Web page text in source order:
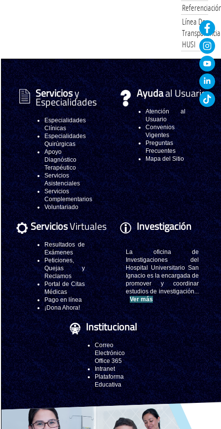
Línea De
Transparencia
HUSI
Serviciosy
Especialidades
Especialidades
Clínicas
Especialidades
Quirúrgicas
Apoyo
Diagnóstico
Terapéutico
Servicios
Asistenciales
Servicios
Complementarios
Voluntariado
Ayudaal Usuario
Atención al
Usuario
Convenios
Vigentes
Preguntas
Frecuentes
Mapa del Sitio
ServiciosVirtuales
Resultados de
Exámenes
Peticiones,
Quejas y
Reclamos
Portal de Citas
Médicas
Pago en línea
¡Dona Ahora!
Investigación
La oficina de
Investigaciones del
Hospital Universitario San
Ignacio es la encargada de
promover y coordinar
estudios de investigación...
Ver más
Institucional
Correo
Electrónico
Office 365
Intranet
Plataforma
Educativa